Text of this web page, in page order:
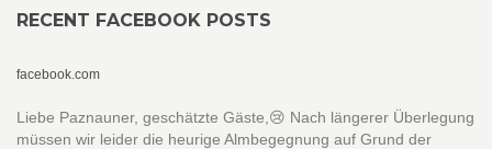
RECENT FACEBOOK POSTS
facebook.com
Liebe Paznauner, geschätzte Gäste,😢 Nach längerer Überlegung
müssen wir leider die heurige Almbegegnung auf Grund der